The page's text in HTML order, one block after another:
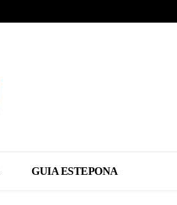
GUIA ESTEPONA